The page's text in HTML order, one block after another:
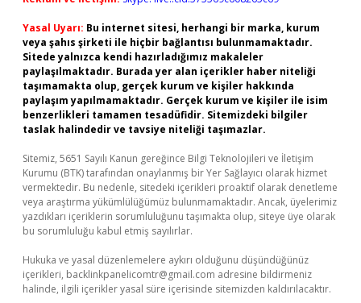
Yasal Uyarı: Bu internet sitesi, herhangi bir marka, kurum
veya şahıs şirketi ile hiçbir bağlantısı bulunmamaktadır.
Sitede yalnızca kendi hazırladığımız makaleler
paylaşılmaktadır. Burada yer alan içerikler haber niteliği
taşımamakta olup, gerçek kurum ve kişiler hakkında
paylaşım yapılmamaktadır. Gerçek kurum ve kişiler ile isim
benzerlikleri tamamen tesadüfidir. Sitemizdeki bilgiler
taslak halindedir ve tavsiye niteliği taşımazlar.
Sitemiz, 5651 Sayılı Kanun gereğince Bilgi Teknolojileri ve İletişim
Kurumu (BTK) tarafından onaylanmış bir Yer Sağlayıcı olarak hizmet
vermektedir. Bu nedenle, sitedeki içerikleri proaktif olarak denetleme
veya araştırma yükümlülüğümüz bulunmamaktadır. Ancak, üyelerimiz
yazdıkları içeriklerin sorumluluğunu taşımakta olup, siteye üye olarak
bu sorumluluğu kabul etmiş sayılırlar.
Hukuka ve yasal düzenlemelere aykırı olduğunu düşündüğünüz
içerikleri, backlinkpanelicomtr@gmail.com adresine bildirmeniz
halinde, ilgili içerikler yasal süre içerisinde sitemizden kaldırılacaktır.